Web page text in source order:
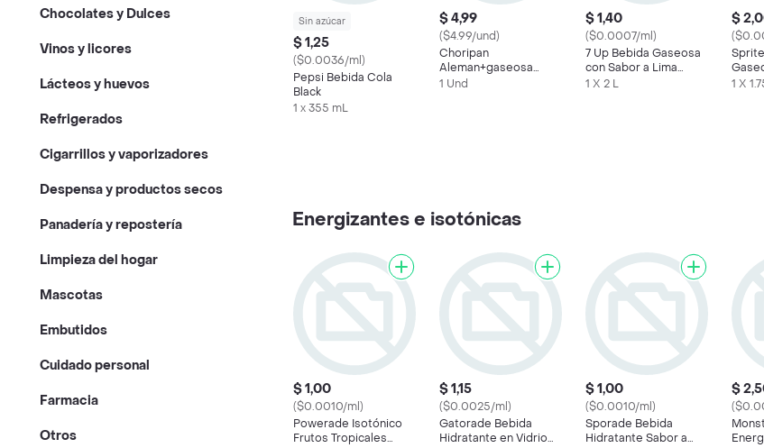
Chocolates y Dulces
Vinos y licores
Lácteos y huevos
Refrigerados
Cigarrillos y vaporizadores
Despensa y productos secos
Panadería y repostería
Limpieza del hogar
Mascotas
Embutidos
Cuidado personal
Farmacia
Otros
Sin azúcar
$ 1,25
($0.0036/ml)
Pepsi Bebida Cola
Black
1 x 355 mL
$ 4,99
($4.99/und)
Choripan
Aleman+gaseosa
400ml+lays 27gr
1 Und
$ 1,40
($0.0007/ml)
7 Up Bebida Gaseosa
con Sabor a Lima
Limón
1 X 2 L
$
1 X
Energizantes e isotónicas
$ 1,00
($0.0010/ml)
Powerade Isotónico
Frutos Tropicales
$ 1,15
($0.0025/ml)
Gatorade Bebida
Hidratante en Vidrio
$ 1,00
($0.0010/ml)
Sporade Bebida
Hidratante Sabor a
$